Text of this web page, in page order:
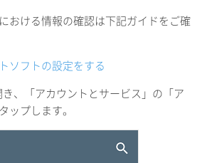
おける情報の確認は下記ガイドをご確
ソフトの設定をする
、「アカウントとサービス」の「ア
ップします。